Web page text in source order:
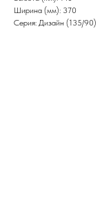
Ширина (мм): 370
Серия: Дизайн (135/90)